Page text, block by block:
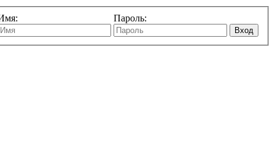
Пароль:
Вход